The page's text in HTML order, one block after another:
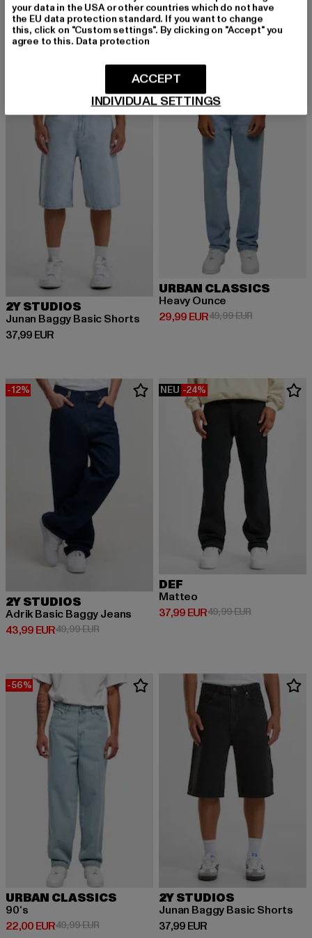
BUFFALO
ZANOS NC MID
74,79 EUR
Derzeitiger Preis: 74,79 EUR
109,99 EURAktionspreis: 109,99 EUR
60,29 EUR
Derzeitiger Preis: 60,29 EUR
89,99 EURAktionspreis:
2Y STUDIOS
Junan Baggy Basic Shorts
37,99 EUR
Derzeitiger Preis: 37,99 EUR
-40%
URBAN CLASSICS
Heavy Ounce
29,99 EUR
Derzeitiger Preis: 29,99 EUR
49,99 EURAktionspreis:
-12%
2Y STUDIOS
Adrik Basic Baggy Jeans
43,99 EUR
Derzeitiger Preis: 43,99 EUR
49,99 EURAktionspreis: 49,99 EUR
NEU -24%
DEF
Matteo
37,99 EUR
Derzeitiger Preis: 37,99 EUR
49,99 EURAktionspreis:
-56%
URBAN CLASSICS
90‘s
22,00 EUR
Derzeitiger Preis: 22,00 EUR
49,99 EURAktionspreis: 49,99 EUR
2Y STUDIOS
Junan Baggy Basic Shorts
37,99 EUR
Derzeitiger Preis: 37,99 EUR
your data in the USA or other countries which do not have
the EU data protection standard. If you want to change
this, click on "Custom settings". By clicking on "Accept" you
agree to this. Data protection
INDIVIDUAL SETTINGS
ACCEPT